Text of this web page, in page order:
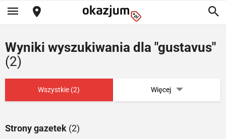
Wyniki wyszukiwania dla "gustavus"
(2)
Wszystkie (2) Więcej
Strony gazetek (2)